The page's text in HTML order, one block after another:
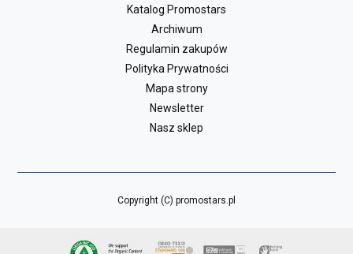
Katalog Promostars
Archiwum
Regulamin zakupów
Polityka Prywatności
Mapa strony
Newsletter
Nasz sklep
Copyright (C) promostars.pl